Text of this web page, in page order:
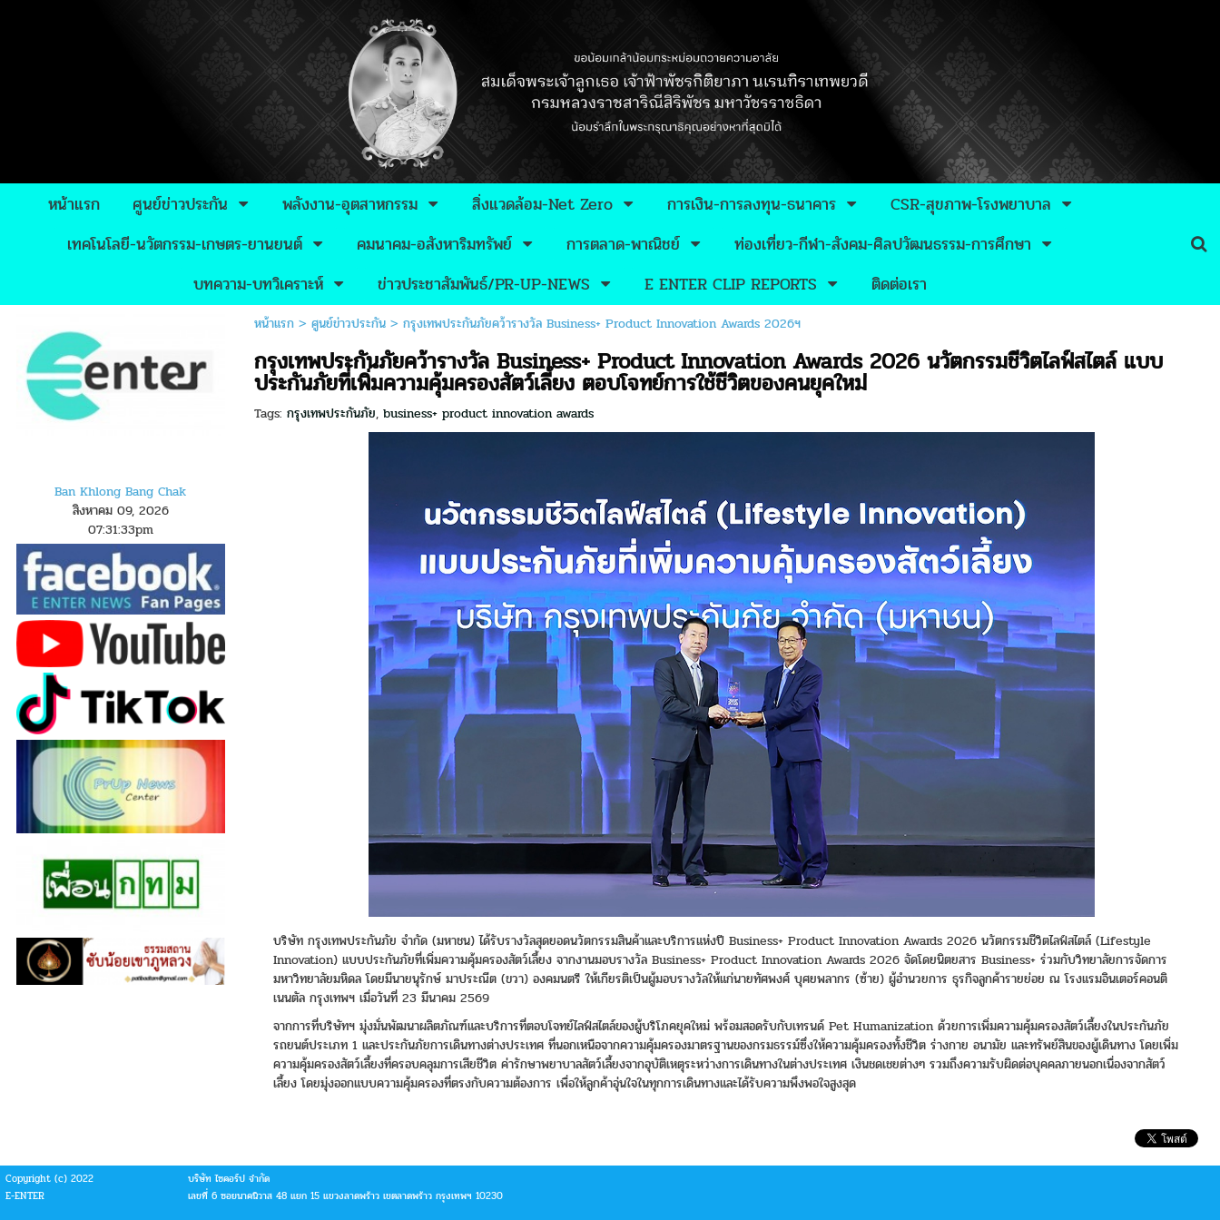
หน้าแรก ศูนย์ข่าวประกัน พลังงาน-อุตสาหกรรม สิ่งแวดล้อม-Net Zero การเงิน-การลงทุน-ธนาคาร
CSR-สุขภาพ-โรงพยาบาล
เทคโนโลยี-นวัตกรรม-เกษตร-ยานยนต์
คมนาคม-อสังหาริมทรัพย์ การตลาด-พาณิชย์
ท่องเที่ยว-กีฬา-สังคม-ศิลปวัฒนธรรม-การศึกษา
บทความ-บทวิเคราะห์
ข่าวประชาสัมพันธ์/PR-UP-NEWS E ENTER CLIP REPORTS ติดต่อเรา
Ban Khlong Bang Chak
สิงหาคม 09, 2026
07:31:34pm
หน้าแรก> ศูนย์ข่าวประกัน> กรุงเทพประกันภัยคว้ารางวัล Business+ Product Innovation Awards 2026ฯ
กรุงเทพประกันภัยคว้ารางวัล Business+ Product Innovation Awards 2026 นวัตกรรมชีวิตไลฟ์สไตล์ แบบ
ประกันภัยที่เพิ่มความคุ้มครองสัตว์เลี้ยง ตอบโจทย์การใช้ชีวิตของคนยุคใหม่
Tags:กรุงเทพประกันภัย,business+ product innovation awards
บริษัท กรุงเทพประกันภัย จำกัด (มหาชน) ได้รับรางวัลสุดยอดนวัตกรรมสินค้าและบริการแห่งปี Business+ Product Innovation Awards 2026 นวัตกรรมชีวิตไลฟ์สไตล์ (Lifestyle
Innovation) แบบประกันภัยที่เพิ่มความคุ้มครองสัตว์เลี้ยง จากงานมอบรางวัล Business+ Product Innovation Awards 2026 จัดโดยนิตยสาร Business+ ร่วมกับวิทยาลัยการจัดการ
มหาวิทยาลัยมหิดล โดยมีนายนุรักษ์ มาประณีต (ขวา) องคมนตรี ให้เกียรติเป็นผู้มอบรางวัลให้แก่นายทัศพงศ์ บุศยพลากร (ซ้าย) ผู้อำนวยการ ธุรกิจลูกค้ารายย่อย ณ โรงแรมอินเตอร์คอนติ
เนนตัล กรุงเทพฯ เมื่อวันที่ 23 มีนาคม 2569
จากการที่บริษัทฯ มุ่งมั่นพัฒนาผลิตภัณฑ์และบริการที่ตอบโจทย์ไลฟ์สไตล์ของผู้บริโภคยุคใหม่ พร้อมสอดรับกับเทรนด์ Pet Humanization ด้วยการเพิ่มความคุ้มครองสัตว์เลี้ยงในประกันภัย
รถยนต์ประเภท 1 และประกันภัยการเดินทางต่างประเทศ ที่นอกเหนือจากความคุ้มครองมาตรฐานของกรมธรรม์ซึ่งให้ความคุ้มครองทั้งชีวิต ร่างกาย อนามัย และทรัพย์สินของผู้เดินทาง โดยเพิ่ม
ความคุ้มครองสัตว์เลี้ยงที่ครอบคลุมการเสียชีวิต ค่ารักษาพยาบาลสัตว์เลี้ยงจากอุบัติเหตุระหว่างการเดินทางในต่างประเทศ เงินชดเชยต่างๆ รวมถึงความรับผิดต่อบุคคลภายนอกเนื่องจากสัตว์
เลี้ยง โดยมุ่งออกแบบความคุ้มครองที่ตรงกับความต้องการ เพื่อให้ลูกค้าอุ่นใจในทุกการเดินทางและได้รับความพึงพอใจสูงสุด
Copyright (c) 2022
บริษัท ไซคอร์ป จำกัด
E-ENTER
เลขที่ 6 ซอยนาคนิวาส 48 แยก 15 แขวงลาดพร้าว เขตลาดพร้าว กรุงเทพฯ 10230